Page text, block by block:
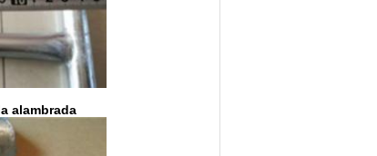
alambrada